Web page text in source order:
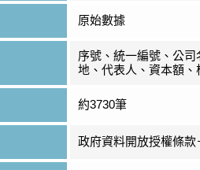
原始數據
序號、統一編號、公
地、代表人、資本額、
約3730筆
政府資料開放授權條款